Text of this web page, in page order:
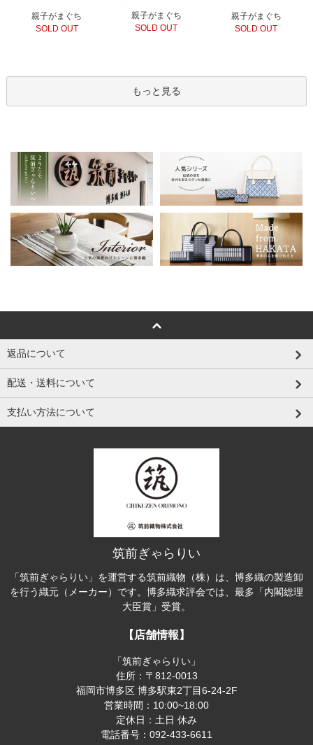
親子がまぐち
SOLD OUT
親子がまぐち
SOLD OUT
親子がまぐち
SOLD OUT
もっと見る
返品について
配送・送料について
支払い方法について
筑前ぎゃらりい
「筑前ぎゃらりい」を運営する筑前織物（株）は、博多織の製造卸
を行う織元（メーカー）です。博多織求評会では、最多「内閣総理
大臣賞」受賞。
【店舗情報】
「筑前ぎゃらりい」
住所：〒812-0013
福岡市博多区 博多駅東2丁目6-24-2F
営業時間：10:00~18:00
定休日：土日 休み
電話番号：092-433-6611